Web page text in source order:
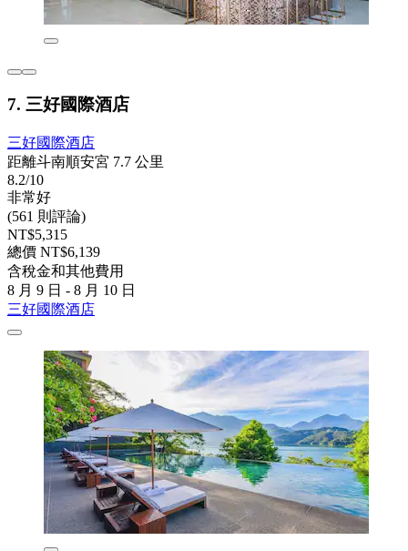
7. 三好國際酒店
三好國際酒店
距離斗南順安宮 7.7 公里
8.2/10
非常好
(561 則評論)
NT$5,315
總價 NT$6,139
含稅金和其他費用
8 月 9 日 - 8 月 10 日
三好國際酒店